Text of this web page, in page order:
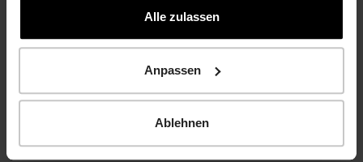
Alle zulassen
Anpassen
Ablehnen
passionnant de différents domaines.